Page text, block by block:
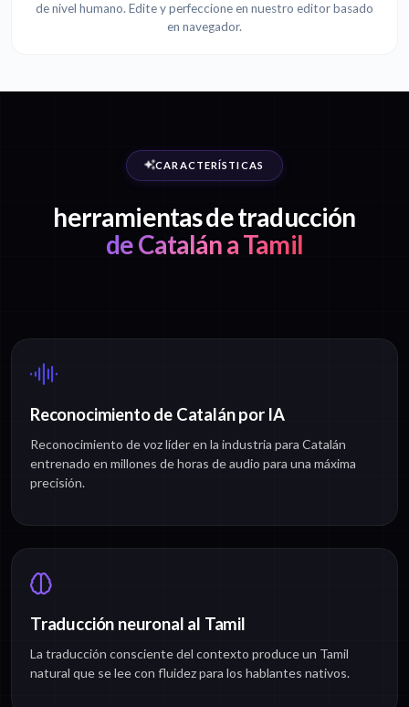
de nivel humano. Edite y perfeccione en nuestro editor basado
en navegador.
CARACTERÍSTICAS
herramientas de traducción
de Catalán a Tamil
Reconocimiento de Catalán por IA
Reconocimiento de voz líder en la industria para Catalán
entrenado en millones de horas de audio para una máxima
precisión.
Traducción neuronal al Tamil
La traducción consciente del contexto produce un Tamil
natural que se lee con fluidez para los hablantes nativos.